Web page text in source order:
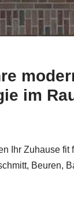
im
Ihr Zuhause fit
Beuren,